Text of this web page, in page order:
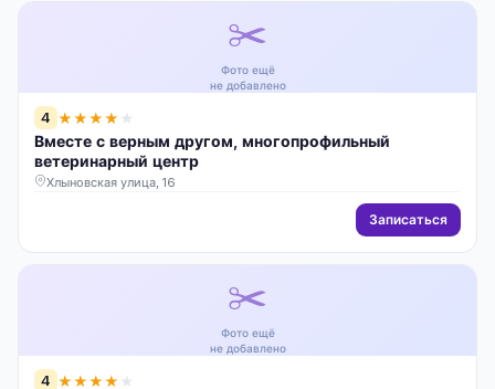
✂️
Фото ещё
не добавлено
4 ★★★★ ★
Вместе с верным другом, многопрофильный
ветеринарный центр
Хлыновская улица, 16
Записаться
✂️
Фото ещё
не добавлено
4 ★★★★ ★